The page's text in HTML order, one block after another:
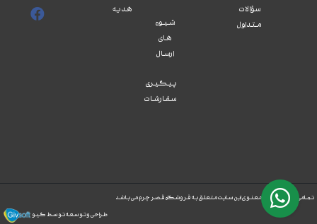
سؤالات
متداول
شیوه
های
ارسال
پیگیری
سفارشات
هدیه
حقوق مادی و معنوی این سایت متعلق به فروشگاه قصر چرم می باشد
طراحی و توسعه توسط گیو